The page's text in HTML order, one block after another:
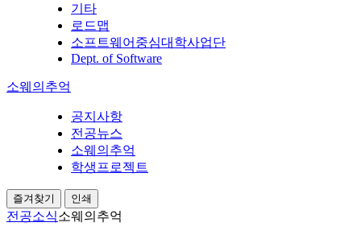
기타
로드맵
소프트웨어중심대학사업단
Dept. of Software
소웨의추억
공지사항
전공뉴스
소웨의추억
학생프로젝트
즐겨찾기 인쇄
전공소식소웨의추억